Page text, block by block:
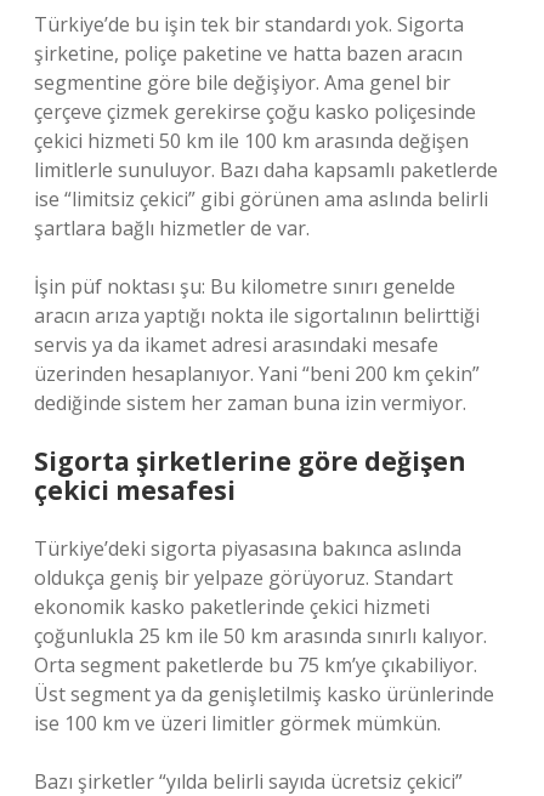
Türkiye’de bu işin tek bir standardı yok. Sigorta
şirketine, poliçe paketine ve hatta bazen aracın
segmentine göre bile değişiyor. Ama genel bir
çerçeve çizmek gerekirse çoğu kasko poliçesinde
çekici hizmeti 50 km ile 100 km arasında değişen
limitlerle sunuluyor. Bazı daha kapsamlı paketlerde
ise “limitsiz çekici” gibi görünen ama aslında belirli
şartlara bağlı hizmetler de var.
İşin püf noktası şu: Bu kilometre sınırı genelde
aracın arıza yaptığı nokta ile sigortalının belirttiği
servis ya da ikamet adresi arasındaki mesafe
üzerinden hesaplanıyor. Yani “beni 200 km çekin”
dediğinde sistem her zaman buna izin vermiyor.
Sigorta şirketlerine göre değişen
çekici mesafesi
Türkiye’deki sigorta piyasasına bakınca aslında
oldukça geniş bir yelpaze görüyoruz. Standart
ekonomik kasko paketlerinde çekici hizmeti
çoğunlukla 25 km ile 50 km arasında sınırlı kalıyor.
Orta segment paketlerde bu 75 km’ye çıkabiliyor.
Üst segment ya da genişletilmiş kasko ürünlerinde
ise 100 km ve üzeri limitler görmek mümkün.
Bazı şirketler “yılda belirli sayıda ücretsiz çekici”